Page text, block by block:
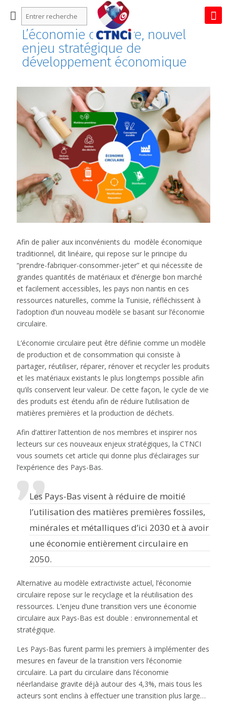
L’économie circulaire, nouvel
enjeu stratégique de
développement économique
Afin de palier aux inconvénients du modèle économique
traditionnel, dit linéaire, qui repose sur le principe du
“prendre-fabriquer-consommer-jeter” et qui nécessite de
grandes quantités de matériaux et d’énergie bon marché
et facilement accessibles, les pays non nantis en ces
ressources naturelles, comme la Tunisie, réfléchissent à
l’adoption d’un nouveau modèle se basant sur l’économie
circulaire.
L’économie circulaire peut être définie comme un modèle
de production et de consommation qui consiste à
partager, réutiliser, réparer, rénover et recycler les produits
et les matériaux existants le plus longtemps possible afin
qu’ils conservent leur valeur. De cette façon, le cycle de vie
des produits est étendu afin de réduire l’utilisation de
matières premières et la production de déchets.
Afin d’attirer l’attention de nos membres et inspirer nos
lecteurs sur ces nouveaux enjeux stratégiques, la CTNCI
vous soumets cet article qui donne plus d’éclairages sur
l’expérience des Pays-Bas.
Les Pays-Bas visent à réduire de moitié
l’utilisation des matières premières fossiles,
minérales et métalliques d’ici 2030 et à avoir
une économie entièrement circulaire en
2050.
Alternative au modèle extractiviste actuel, l’économie
circulaire repose sur le recyclage et la réutilisation des
ressources. L’enjeu d’une transition vers une économie
circulaire aux Pays-Bas est double : environnemental et
stratégique.
Les Pays-Bas furent parmi les premiers à implémenter des
mesures en faveur de la transition vers l’économie
circulaire. La part du circulaire dans l’économie
néerlandaise gravite déjà autour des 4,3%, mais tous les
acteurs sont enclins à effectuer une transition plus large…